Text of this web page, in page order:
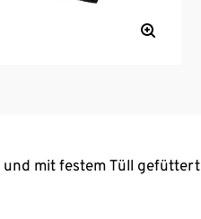
und mit festem Tüll gefüttert